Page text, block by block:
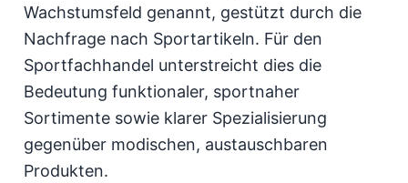
Wachstumsfeld genannt, gestützt durch die
Nachfrage nach Sportartikeln. Für den
Sportfachhandel unterstreicht dies die
Bedeutung funktionaler, sportnaher
Sortimente sowie klarer Spezialisierung
gegenüber modischen, austauschbaren
Produkten.